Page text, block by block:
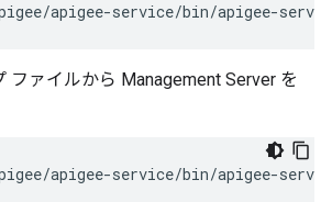
apigee-service/bin/apigee-
ファイルから Management Server を
apigee-service/bin/apigee-